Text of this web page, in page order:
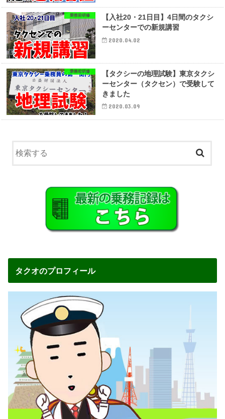
乗務前研修
【入社20・21日目】4日間のタクシ
ーセンターでの新規講習
2020.04.02
乗務前研修
【タクシーの地理試験】東京タクシ
ーセンター（タクセン）で受験して
きました
2020.03.09
タクオのプロフィール